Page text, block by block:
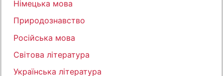
Німецька мова
Природознавство
Російська мова
Світова література
Українська література